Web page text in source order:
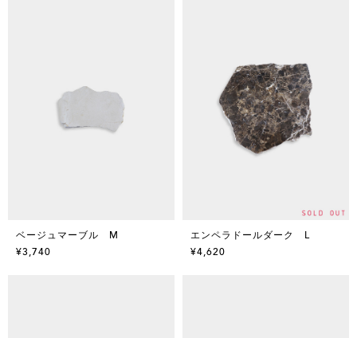
ベージュマーブル M
¥3,740
エンペラドールダーク L
¥4,620